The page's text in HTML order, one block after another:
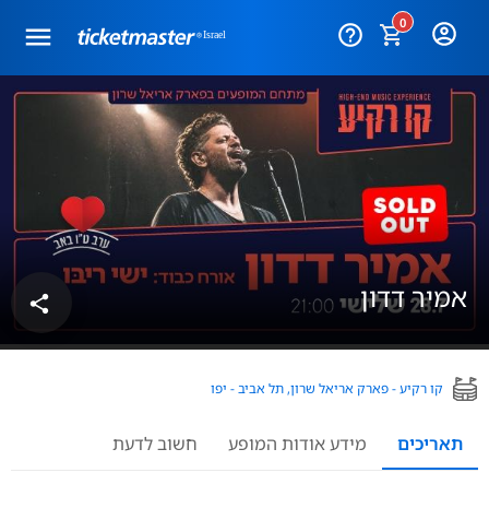
0
help_outline
אמיר דדון share
קו רקיע - פארק אריאל שרון, תל אביב - יפו
תאריכים מידע אודות המופע חשוב לדעת